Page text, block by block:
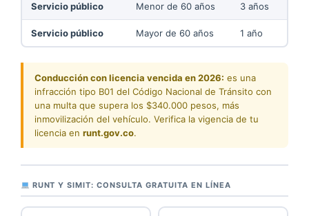
Servicio público Menor de 60 años 3 años
Servicio público Mayor de 60 años 1 año
Conducción con licencia vencida en 2026: es una
infracción tipo B01 del Código Nacional de Tránsito con
una multa que supera los $340.000 pesos, más
inmovilización del vehículo. Verifica la vigencia de tu
licencia en runt.gov.co.
RUNT Y SIMIT: CONSULTA GRATUITA EN LÍNEA